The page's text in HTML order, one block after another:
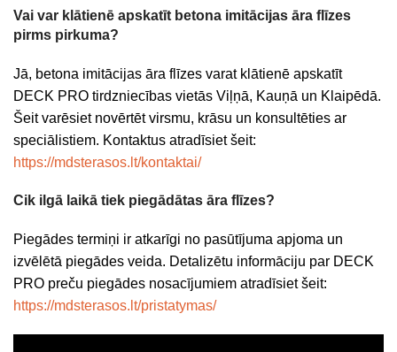
Vai var klātienē apskatīt betona imitācijas āra flīzes
pirms pirkuma?
Jā, betona imitācijas āra flīzes varat klātienē apskatīt
DECK PRO tirdzniecības vietās Viļņā, Kauņā un Klaipēdā.
Šeit varēsiet novērtēt virsmu, krāsu un konsultēties ar
speciālistiem. Kontaktus atradīsiet šeit:
https://mdsterasos.lt/kontaktai/
Cik ilgā laikā tiek piegādātas āra flīzes?
Piegādes termiņi ir atkarīgi no pasūtījuma apjoma un
izvēlētā piegādes veida. Detalizētu informāciju par DECK
PRO preču piegādes nosacījumiem atradīsiet šeit:
https://mdsterasos.lt/pristatymas/